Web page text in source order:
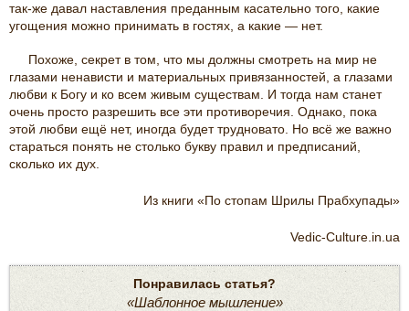
так-же давал наставления преданным касательно того, какие
угощения можно принимать в гостях, а какие — нет.
Похоже, секрет в том, что мы должны смотреть на мир не
глазами ненависти и материальных привязанностей, а глазами
любви к Богу и ко всем живым существам. И тогда нам станет
очень просто разрешить все эти противоречия. Однако, пока
этой любви ещё нет, иногда будет трудновато. Но всё же важно
стараться понять не столько букву правил и предписаний,
сколько их дух.
Из книги «По стопам Шрилы Прабхупады»
Vedic-Culture.in.ua
Понравилась статья?
«Шаблонное мышление»